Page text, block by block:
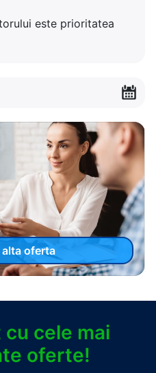
este prioritatea
oferta
cu cele mai
oferte!